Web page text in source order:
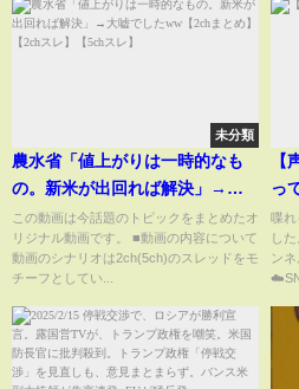
未分類
農水省「値上がりは一時的なも
の。新米が出回れば解決」→大
嘘でしたww【2chまとめ】
【2chスレ】【5chスレ】
この動画は今話題のトピックをまとめたオ
リジナル動画です。 ■動画の内容について
動画のシナリオは2ch(5ch)のスレッドをモ
チーフとしてい...
【
っ
喋れ
し
ン